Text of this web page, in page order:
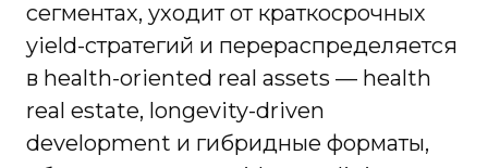
сегментах, уходит от краткосрочных
yield-стратегий и перераспределяется
в health-oriented real assets — health
real estate, longevity-driven
development и гибридные форматы,